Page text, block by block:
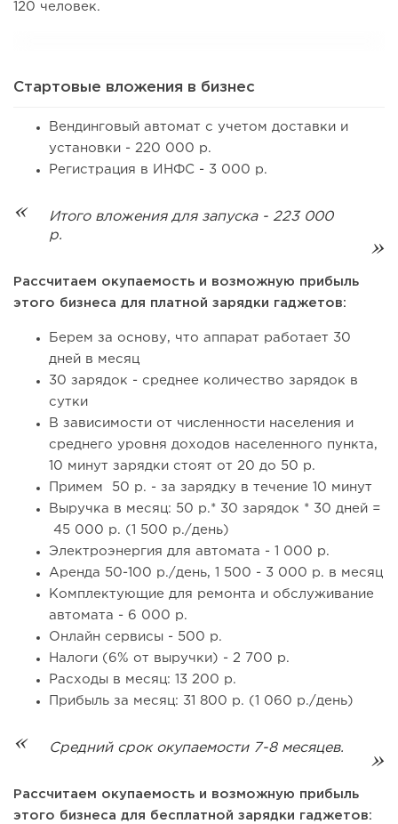
120 человек.
Стартовые вложения в бизнес
Вендинговый автомат с учетом доставки и
установки - 220 000 р.
Регистрация в ИНФС - 3 000 р.
Итого вложения для запуска - 223 000
р.
Рассчитаем окупаемость и возможную прибыль
этого бизнеса для платной зарядки гаджетов:
Берем за основу, что аппарат работает 30
дней в месяц
30 зарядок - среднее количество зарядок в
сутки
В зависимости от численности населения и
среднего уровня доходов населенного пункта,
10 минут зарядки стоят от 20 до 50 р.
Примем 50 р. - за зарядку в течение 10 минут
Выручка в месяц: 50 р.* 30 зарядок * 30 дней =
45 000 р. (1 500 р./день)
Электроэнергия для автомата - 1 000 р.
Аренда 50-100 р./день, 1 500 - 3 000 р. в месяц
Комплектующие для ремонта и обслуживание
автомата - 6 000 р.
Онлайн сервисы - 500 р.
Налоги (6% от выручки) - 2 700 р.
Расходы в месяц: 13 200 р.
Прибыль за месяц: 31 800 р. (1 060 р./день)
Средний срок окупаемости 7-8 месяцев.
Рассчитаем окупаемость и возможную прибыль
этого бизнеса для бесплатной зарядки гаджетов: